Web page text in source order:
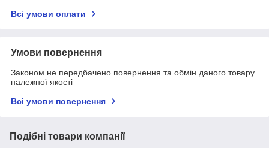
Всі умови оплати
Умови повернення
Законом не передбачено повернення та обмін даного товару
належної якості
Всі умови повернення
Подібні товари компанії